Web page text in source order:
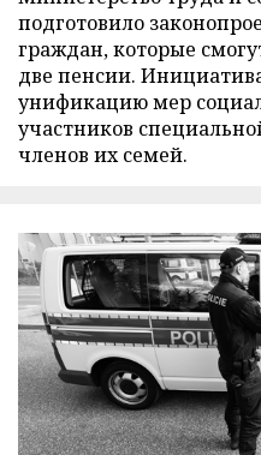
подготовило
граждан, которые
две пенсии.
унификацию мер
участников
членов их семей.